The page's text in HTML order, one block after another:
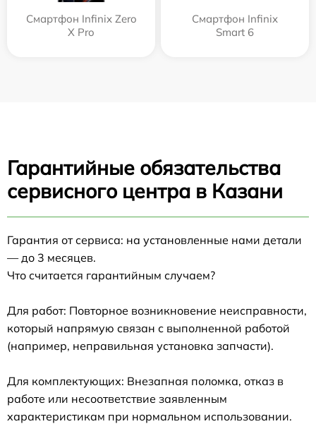
Смартфон Infinix Zero
X Pro
Смартфон Infinix
Smart 6
Гарантийные обязательства
сервисного центра в Казани
Гарантия от сервиса: на установленные нами детали
— до 3 месяцев.
Что считается гарантийным случаем?
Для работ: Повторное возникновение неисправности,
который напрямую связан с выполненной работой
(например, неправильная установка запчасти).
Для комплектующих: Внезапная поломка, отказ в
работе или несоответствие заявленным
характеристикам при нормальном использовании.